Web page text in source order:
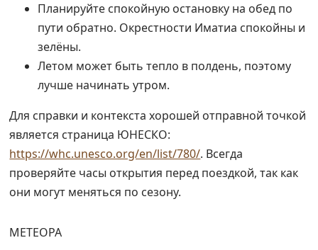
Планируйте спокойную остановку на обед по
пути обратно. Окрестности Иматиа спокойны и
зелёны.
Летом может быть тепло в полдень, поэтому
лучше начинать утром.
Для справки и контекста хорошей отправной точкой
является страница ЮНЕСКО:
https://whc.unesco.org/en/list/780/. Всегда
проверяйте часы открытия перед поездкой, так как
они могут меняться по сезону.
МЕТЕОРА